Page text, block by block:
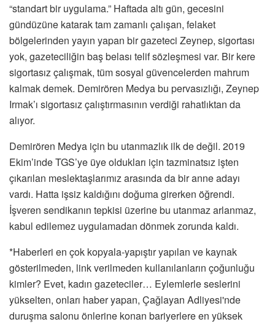
“standart bir uygulama.” Haftada altı gün, gecesini
gündüzüne katarak tam zamanlı çalışan, felaket
bölgelerinden yayın yapan bir gazeteci Zeynep, sigortası
yok, gazeteciliğin baş belası telif sözleşmesi var. Bir kere
sigortasız çalışmak, tüm sosyal güvencelerden mahrum
kalmak demek. Demirören Medya bu pervasızlığı, Zeynep
Irmak’ı sigortasız çalıştırmasının verdiği rahatlıktan da
alıyor.
Demirören Medya için bu utanmazlık ilk de değil. 2019
Ekim’inde TGS’ye üye oldukları için tazminatsız işten
çıkarılan meslektaşlarımız arasında da bir anne adayı
vardı. Hatta işsiz kaldığını doğuma girerken öğrendi.
İşveren sendikanın tepkisi üzerine bu utanmaz arlanmaz,
kabul edilemez uygulamadan dönmek zorunda kaldı.
*Haberleri en çok kopyala-yapıştır yapılan ve kaynak
gösterilmeden, link verilmeden kullanılanların çoğunluğu
kimler? Evet, kadın gazeteciler… Eylemlerle seslerini
yükselten, onları haber yapan, Çağlayan Adliyesi'nde
duruşma salonu önlerine konan bariyerlere en yüksek